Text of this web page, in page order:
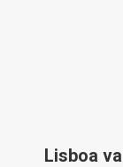
Lisboa